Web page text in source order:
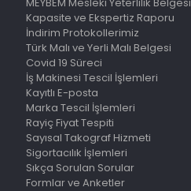
Kapasite ve Ekspertiz Raporu
İndirim Protokollerimiz
Türk Malı ve Yerli Malı Belgesi
Covid 19 Süreci
İş Makinesi Tescil İşlemleri
Kayıtlı E-posta
Marka Tescil İşlemleri
Rayiç Fiyat Tespiti
Sayısal Takograf Hizmeti
Sigortacılık İşlemleri
Sıkça Sorulan Sorular
Formlar ve Anketler